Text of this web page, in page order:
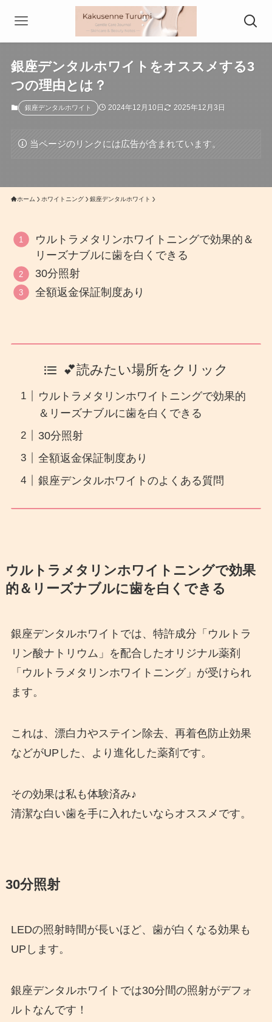
銀座デンタルホワイトをオススメする3
つの理由とは？
銀座デンタルホワイト 2024年12月10日 2025年12月3日
当ページのリンクには広告が含まれています。
ホーム ホワイトニング 銀座デンタルホワイト
ウルトラメタリンホワイトニングで効果的＆
リーズナブルに歯を白くできる
30分照射
全額返金保証制度あり
💕読みたい場所をクリック
ウルトラメタリンホワイトニングで効果的
＆リーズナブルに歯を白くできる
30分照射
全額返金保証制度あり
銀座デンタルホワイトのよくある質問
ウルトラメタリンホワイトニングで効果
的＆リーズナブルに歯を白くできる
銀座デンタルホワイトでは、特許成分「ウルトラ
リン酸ナトリウム」を配合したオリジナル薬剤
「ウルトラメタリンホワイトニング」が受けられ
ます。
これは、漂白力やステイン除去、再着色防止効果
などがUPした、より進化した薬剤です。
その効果は私も体験済み♪
清潔な白い歯を手に入れたいならオススメです。
30分照射
LEDの照射時間が長いほど、歯が白くなる効果も
UPします。
銀座デンタルホワイトでは30分間の照射がデフォ
ルトなんです！